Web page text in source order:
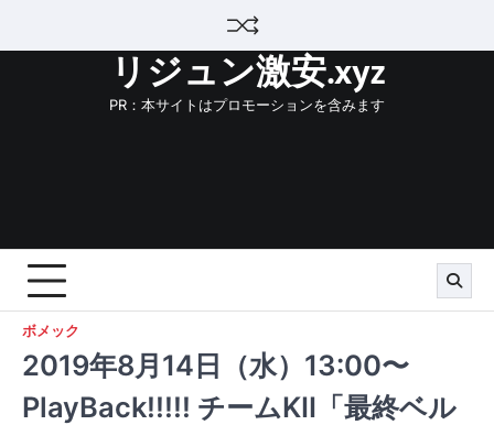
リジュン激安.xyz
PR：本サイトはプロモーションを含みます
ボメック
2019年8月14日（水）13:00〜
PlayBack!!!!! チームKII「最終ベル